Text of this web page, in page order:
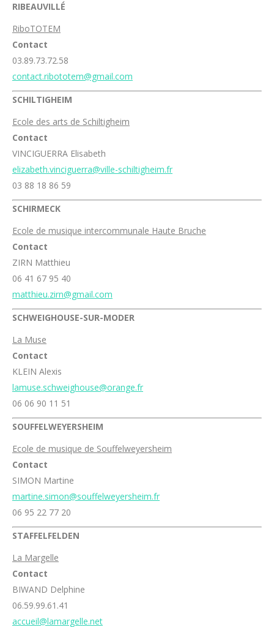
RIBEAUVILLÉ
RiboTOTEM
Contact
03.89.73.72.58
contact.ribototem@gmail.com
SCHILTIGHEIM
Ecole des arts de Schiltigheim
Contact
VINCIGUERRA Elisabeth
elizabeth.vinciguerra@ville-schiltigheim.fr
03 88 18 86 59
SCHIRMECK
Ecole de musique intercommunale Haute Bruche
Contact
ZIRN Matthieu
06 41 67 95 40
matthieu.zirn@gmail.com
SCHWEIGHOUSE-SUR-MODER
La Muse
Contact
KLEIN Alexis
lamuse.schweighouse@orange.fr
06 06 90 11 51
SOUFFELWEYERSHEIM
Ecole de musique de Souffelweyersheim
Contact
SIMON Martine
martine.simon@souffelweyersheim.fr
06 95 22 77 20
STAFFELFELDEN
La Margelle
Contact
BIWAND Delphine
06.59.99.61.41
accueil@lamargelle.net